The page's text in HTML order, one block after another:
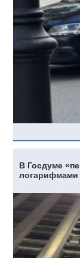
В Госдуме
логарифмами